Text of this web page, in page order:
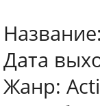
Название:
Дата
Жанр: